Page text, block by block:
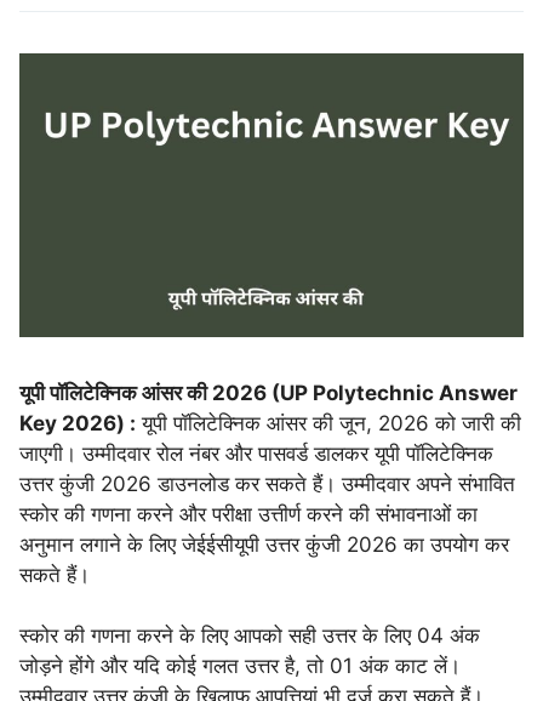
यूपी पॉलिटेक्निक आंसर की 2026 (UP Polytechnic Answer
Key 2026) : यूपी पॉलिटेक्निक आंसर की जून, 2026 को जारी की
जाएगी। उम्मीदवार रोल नंबर और पासवर्ड डालकर यूपी पॉलिटेक्निक
उत्तर कुंजी 2026 डाउनलोड कर सकते हैं। उम्मीदवार अपने संभावित
स्कोर की गणना करने और परीक्षा उत्तीर्ण करने की संभावनाओं का
अनुमान लगाने के लिए जेईईसीयूपी उत्तर कुंजी 2026 का उपयोग कर
सकते हैं।
स्कोर की गणना करने के लिए आपको सही उत्तर के लिए 04 अंक
जोड़ने होंगे और यदि कोई गलत उत्तर है, तो 01 अंक काट लें।